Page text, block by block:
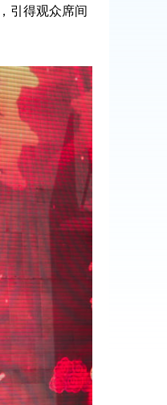
引得观众席间